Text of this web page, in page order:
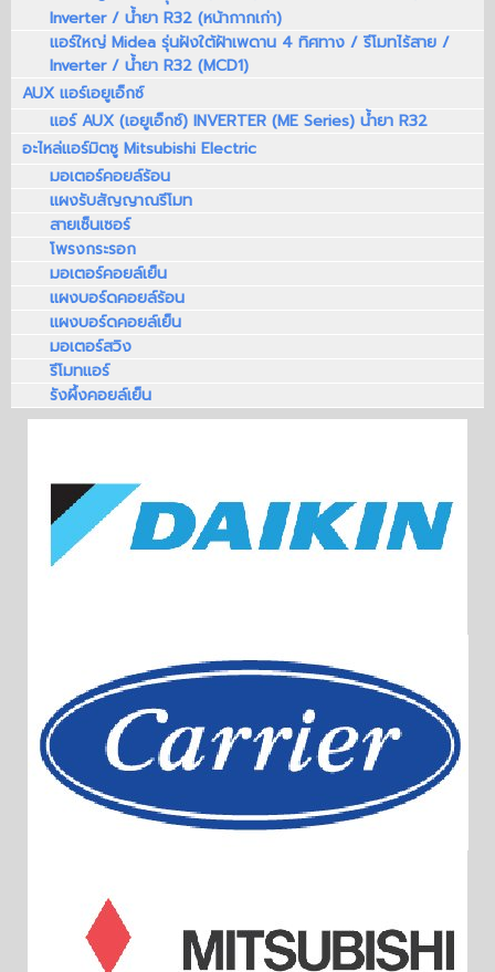
Inverter / น้ำยา R32 (หน้ากากเก่า)
แอร์ใหญ่ Midea รุ่นฝังใต้ฝ้าเพดาน 4 ทิศทาง / รีโมทไร้สาย /
Inverter / น้ำยา R32 (MCD1)
AUX แอร์เอยูเอ็กซ์
แอร์ AUX (เอยูเอ็กซ์) INVERTER (ME Series) น้ำยา R32
อะไหล่แอร์มิตซู Mitsubishi Electric
มอเตอร์คอยล์ร้อน
แผงรับสัญญาณรีโมท
สายเซ็นเซอร์
โพรงกระรอก
มอเตอร์คอยล์เย็น
แผงบอร์ดคอยล์ร้อน
แผงบอร์ดคอยล์เย็น
มอเตอร์สวิง
รีโมทแอร์
รังผึ้งคอยล์เย็น